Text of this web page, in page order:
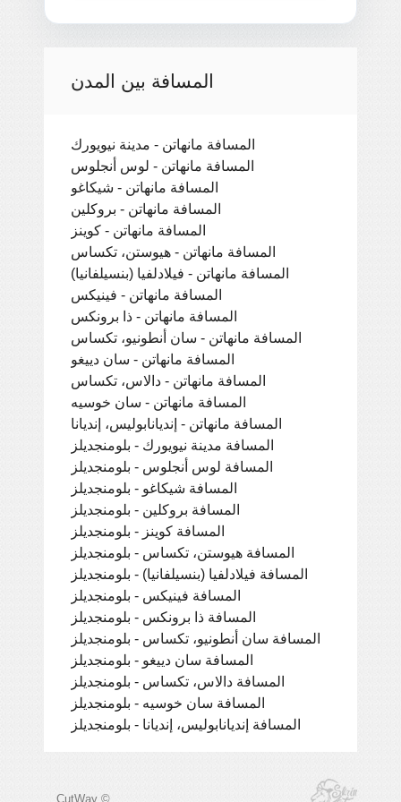
المسافة بين المدن
المسافة مانهاتن - مدينة نيويورك
المسافة مانهاتن - لوس أنجلوس
المسافة مانهاتن - شيكاغو
المسافة مانهاتن - بروكلين
المسافة مانهاتن - كوينز
المسافة مانهاتن - هيوستن، تكساس
المسافة مانهاتن - فيلادلفيا (بنسيلفانيا)
المسافة مانهاتن - فينيكس
المسافة مانهاتن - ذا برونكس
المسافة مانهاتن - سان أنطونيو، تكساس
المسافة مانهاتن - سان دييغو
المسافة مانهاتن - دالاس، تكساس
المسافة مانهاتن - سان خوسيه
المسافة مانهاتن - إنديانابوليس، إنديانا
المسافة مدينة نيويورك - بلومنجديلز
المسافة لوس أنجلوس - بلومنجديلز
المسافة شيكاغو - بلومنجديلز
المسافة بروكلين - بلومنجديلز
المسافة كوينز - بلومنجديلز
المسافة هيوستن، تكساس - بلومنجديلز
المسافة فيلادلفيا (بنسيلفانيا) - بلومنجديلز
المسافة فينيكس - بلومنجديلز
المسافة ذا برونكس - بلومنجديلز
المسافة سان أنطونيو، تكساس - بلومنجديلز
المسافة سان دييغو - بلومنجديلز
المسافة دالاس، تكساس - بلومنجديلز
المسافة سان خوسيه - بلومنجديلز
المسافة إنديانابوليس، إنديانا - بلومنجديلز
CutWay ©